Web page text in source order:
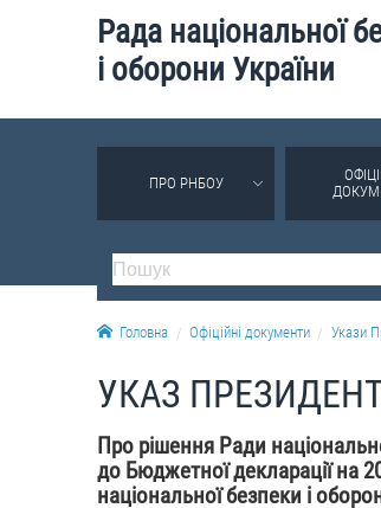
Рада національної
і оборони України
ПРО РНБОУ
Головна Офіційні документи Укази
УКАЗ
Про рішення Ради
до Бюджетної декларації на
національної безпеки і